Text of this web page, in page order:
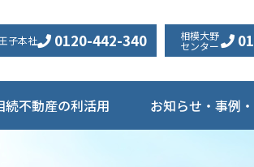
子本社 0120-442-340 相模大野
センター
続不動産の利活用 お知らせ・事例